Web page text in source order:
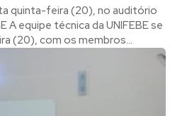
quinta-feira (20), no auditório
se
(20), com os membros...